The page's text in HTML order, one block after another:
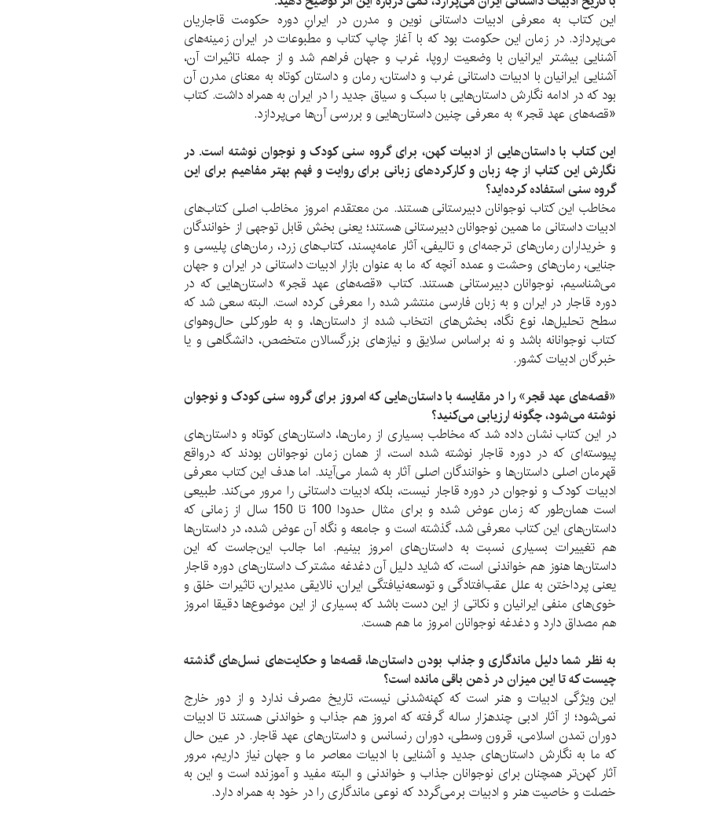
این کتاب به معرفی ادبیات داستانی نوین و مدرن در ایرانِ دوره حکومت قاجاریان
می‌پردازد. در زمان این حکومت بود که با آغاز چاپ کتاب و مطبوعات در ایران زمینه‌های
آشنایی بیشتر ایرانیان با وضعیت اروپا، غرب و جهان فراهم شد و از جمله تاثیرات آن،
آشنایی ایرانیان با ادبیات داستانی غرب و داستان، رمان و داستان کوتاه به معنای مدرن آن
بود که در ادامه نگارش داستان‌هایی با سبک و سیاق جدید را در ایران به همراه داشت. کتاب
«قصه‌های عهد قجر» به معرفی چنین داستان‌هایی و بررسی آن‌ها می‌پردازد.
این کتاب با داستان‌هایی از ادبیات کهن، برای گروه سنی کودک و نوجوان نوشته است. در
نگارش این کتاب از چه زبان و کارکردهای زبانی برای روایت و فهم بهتر مفاهیم برای این
گروه سنی استفاده کرده‌اید؟
مخاطب این کتاب نوجوانان دبیرستانی هستند. من معتقدم امروز مخاطب اصلی کتاب‌های
ادبیات داستانی ما همین نوجوانان دبیرستانی هستند؛ یعنی بخش قابل توجهی از خوانندگان
و خریداران رمان‌های ترجمه‌ای و تالیفی، آثار عامه‌پسند، کتاب‌های زرد، رمان‌های پلیسی و
جنایی، رمان‌های وحشت و عمده آنچه که ما به عنوان بازار ادبیات داستانی در ایران و جهان
می‌شناسیم، نوجوانان دبیرستانی هستند. کتاب «قصه‌های عهد قجر» داستان‌هایی که در
دوره قاجار در ایران و به زبان فارسی منتشر شده‌ را معرفی کرده است. البته سعی شد که
سطح تحلیل‌ها، نوع نگاه، بخش‌های انتخاب شده از داستان‌ها، و به طورکلی حال‌وهوای
کتاب نوجوانانه باشد و نه براساس سلایق و نیازهای بزرگسالان متخصص، دانشگاهی و یا
خبرگان ادبیات کشور.
«قصه‌های عهد قجر» را در مقایسه با داستان‌هایی که امروز برای گروه سنی کودک و نوجوان
نوشته می‌شود، چگونه ارزیابی می‌کنید؟
در این کتاب نشان داده شد که مخاطب بسیاری از رمان‌‌ها، داستان‌های کوتاه و داستان‌های
پیوسته‌ای که در دوره قاجار نوشته شده است، از همان زمان نوجوانان بودند که درواقع
قهرمان اصلی داستان‌ها و خوانندگان اصلی آثار به شمار می‌آیند. اما هدف این کتاب معرفی
ادبیات کودک و نوجوان در دوره قاجار نیست، بلکه ادبیات داستانی را مرور می‌کند. طبیعی
است همان‌طور که زمان عوض شده و برای مثال حدودا 100 تا 150 سال از زمانی که
داستان‌های این کتاب معرفی شد، گذشته است و جامعه و نگاه آن عوض شده، در داستان‌ها
هم تغییرات بسیاری نسبت به داستان‌های امروز بینیم. اما جالب این‌جاست که این
داستان‌ها هنوز هم خواندنی است، که شاید دلیل آن دغدغه مشترک داستان‌های دوره قاجار
یعنی پرداختن به علل عقب‌افتادگی و توسعه‌نیافتگی ایران، نالایقی مدیران، تاثیرات خلق و
خوی‌های منفی ایرانیان و نکاتی از این دست باشد که بسیاری از این موضوع‌ها دقیقا امروز
هم مصداق دارد و دغدغه نوجوانان امروز ما هم هست.
به نظر شما دلیل ماندگاری و جذاب بودن داستان‌ها، قصه‌ها و حکایت‌های نسل‌های گذشته
چیست که تا این میزان در ذهن باقی مانده است؟
این ویژگی ادبیات و هنر است که کهنه‌شدنی نیست، تاریخ مصرف ندارد و از دور خارج
نمی‌شود؛ از آثار ادبی چندهزار ساله گرفته که امروز هم جذاب و خواندنی هستند تا ادبیات
دوران تمدن اسلامی، قرون وسطی، دوران رنسانس و داستان‌های عهد قاجار. در عین حال
که ما به نگارش داستان‌های جدید و آشنایی با ادبیات معاصر ما و جهان نیاز داریم، مرور
آثار کهن‌تر همچنان برای نوجوانان جذاب و خواندنی و البته مفید و آموزنده است و این به
خصلت و خاصیت هنر و ادبیات برمی‌گردد که نوعی ماندگاری را در خود به همراه دارد.